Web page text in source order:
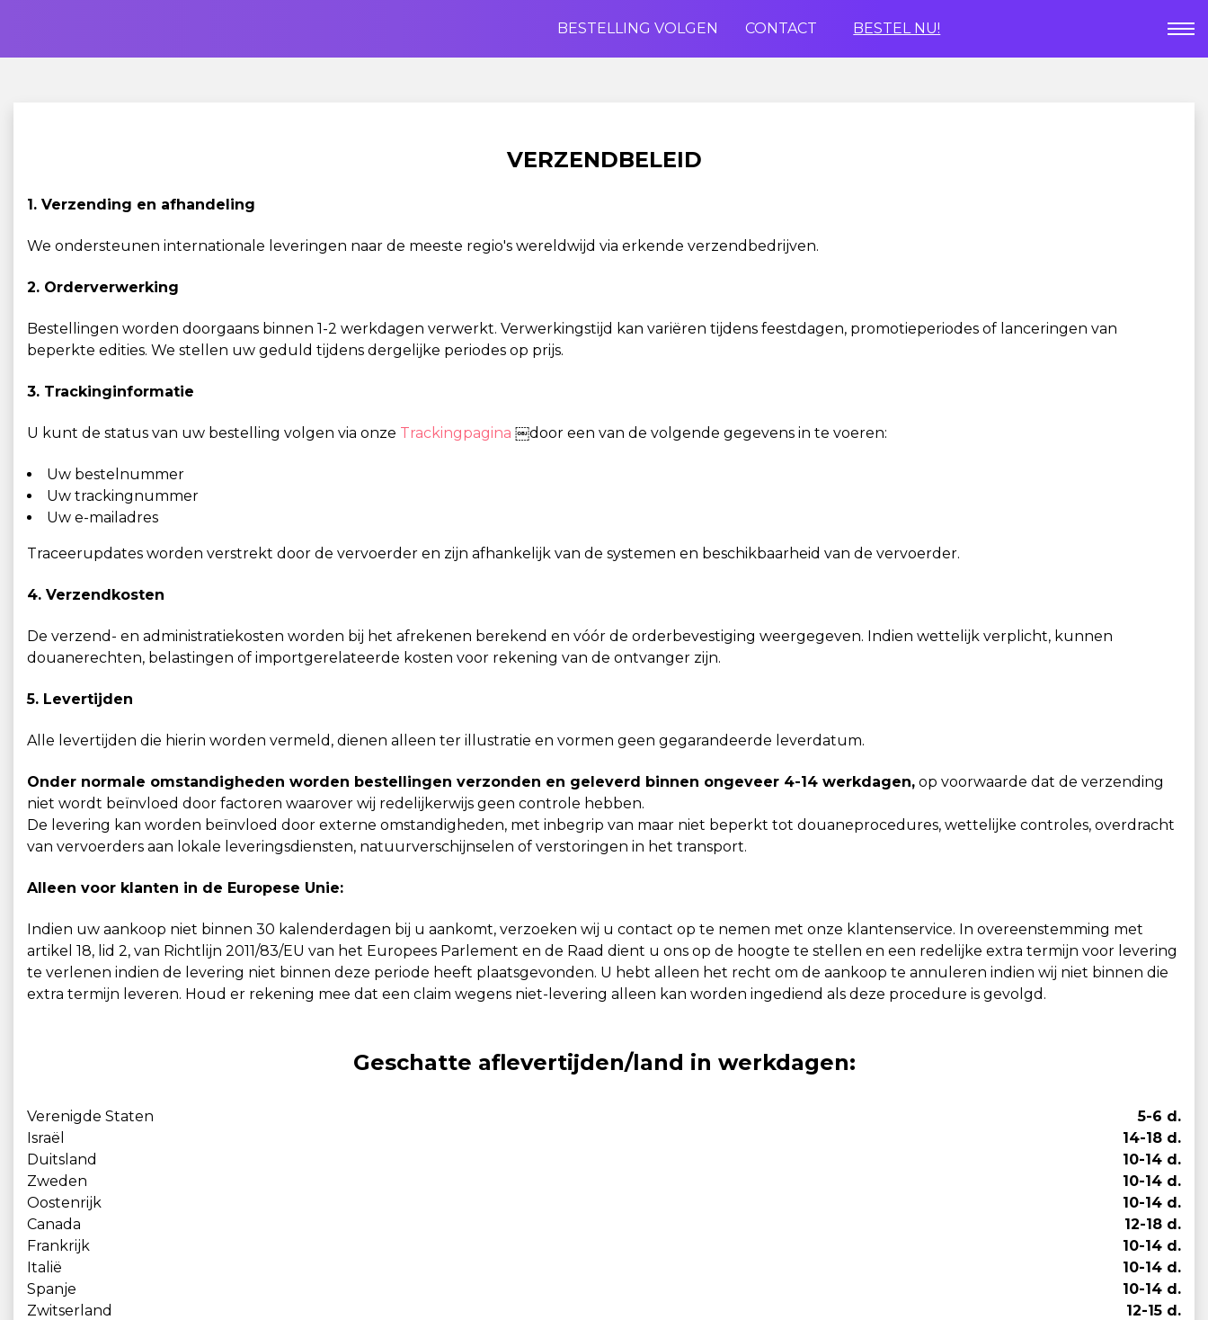
BESTELLING VOLGEN CONTACT BESTEL NU!
VERZENDBELEID
1. Verzending en afhandeling
We ondersteunen internationale leveringen naar de meeste regio's wereldwijd via erkende verzendbedrijven.
2. Orderverwerking
Bestellingen worden doorgaans binnen 1-2 werkdagen verwerkt. Verwerkingstijd kan variëren tijdens feestdagen, promotieperiodes of lanceringen van
beperkte edities. We stellen uw geduld tijdens dergelijke periodes op prijs.
3. Trackinginformatie
U kunt de status van uw bestelling volgen via onze Trackingpagina ￼door een van de volgende gegevens in te voeren:
Uw bestelnummer
Uw trackingnummer
Uw e-mailadres
Traceerupdates worden verstrekt door de vervoerder en zijn afhankelijk van de systemen en beschikbaarheid van de vervoerder.
4. Verzendkosten
De verzend- en administratiekosten worden bij het afrekenen berekend en vóór de orderbevestiging weergegeven. Indien wettelijk verplicht, kunnen
douanerechten, belastingen of importgerelateerde kosten voor rekening van de ontvanger zijn.
5. Levertijden
Alle levertijden die hierin worden vermeld, dienen alleen ter illustratie en vormen geen gegarandeerde leverdatum.
Onder normale omstandigheden worden bestellingen verzonden en geleverd binnen ongeveer 4-14 werkdagen, op voorwaarde dat de verzending
niet wordt beïnvloed door factoren waarover wij redelijkerwijs geen controle hebben.
De levering kan worden beïnvloed door externe omstandigheden, met inbegrip van maar niet beperkt tot douaneprocedures, wettelijke controles, overdracht
van vervoerders aan lokale leveringsdiensten, natuurverschijnselen of verstoringen in het transport.
Alleen voor klanten in de Europese Unie:
Indien uw aankoop niet binnen 30 kalenderdagen bij u aankomt, verzoeken wij u contact op te nemen met onze klantenservice. In overeenstemming met
artikel 18, lid 2, van Richtlijn 2011/83/EU van het Europees Parlement en de Raad dient u ons op de hoogte te stellen en een redelijke extra termijn voor levering
te verlenen indien de levering niet binnen deze periode heeft plaatsgevonden. U hebt alleen het recht om de aankoop te annuleren indien wij niet binnen die
extra termijn leveren. Houd er rekening mee dat een claim wegens niet-levering alleen kan worden ingediend als deze procedure is gevolgd.
Geschatte aflevertijden/land in werkdagen:
Verenigde Staten
5-6 d.
Israël
14-18 d.
Duitsland
10-14 d.
Zweden
10-14 d.
Oostenrijk
10-14 d.
Canada
12-18 d.
Frankrijk
10-14 d.
Italië
10-14 d.
Spanje
10-14 d.
Zwitserland
12-15 d.